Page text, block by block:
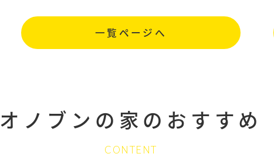
一覧ページへ
オノブンの家の おすすめ
CONTENT